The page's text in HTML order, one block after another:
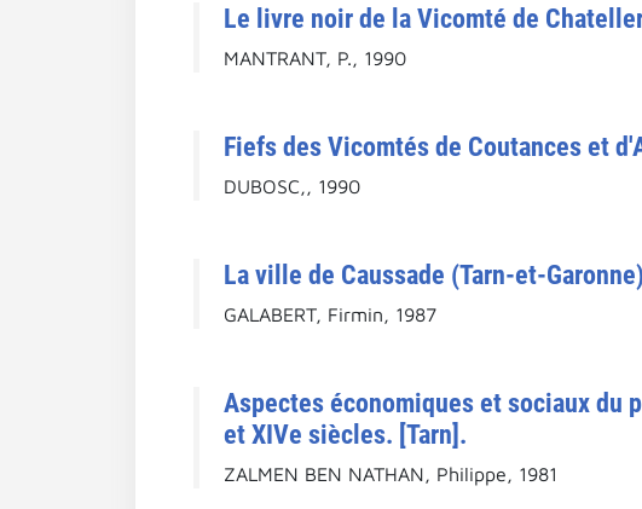
Le livre noir de la Vicomté de
MANTRANT, P., 1990
Fiefs des Vicomtés de Coutances et
DUBOSC,, 1990
La ville de Caussade (Tarn-et-
GALABERT, Firmin, 1987
Aspectes économiques et sociaux du
et XIVe siècles. [Tarn].
ZALMEN BEN NATHAN, Philippe, 1981